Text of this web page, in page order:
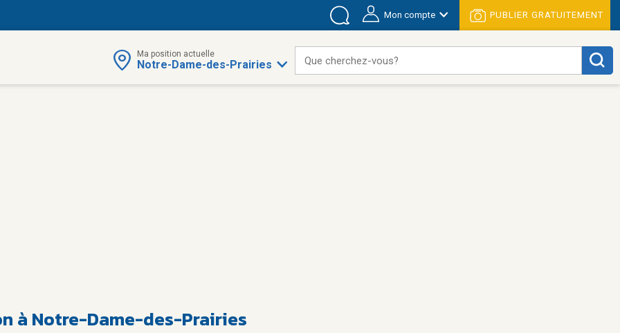
Mon compte PUBLIER GRATUITEMENT
Ma position actuelle
Notre-Dame-des-Prairies Que cherchez-vous?
à Notre-Dame-des-Prairies